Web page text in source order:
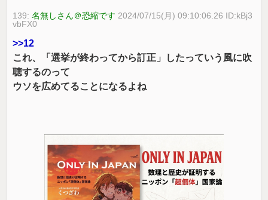
139:名無しさん＠恐縮です 2024/07/15(月) 09:10:06.26 ID:kBj3
vbFX0
>>12
これ、「選挙が終わってから訂正」したっていう風に吹
聴するのって
ウソを広めてることになるよね